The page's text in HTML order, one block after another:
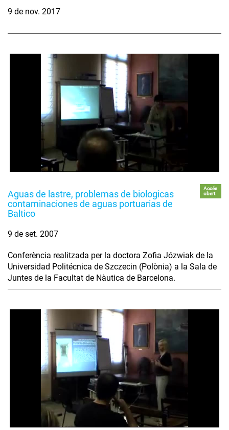
9 de nov. 2017
Aguas de lastre, problemas de biologicas
contaminaciones de aguas portuarias de
Baltico
Accés
obert
9 de set. 2007
Conferència realitzada per la doctora Zofia Józwiak de la
Universidad Politécnica de Szczecin (Polònia) a la Sala de
Juntes de la Facultat de Nàutica de Barcelona.